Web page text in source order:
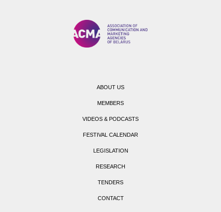
ABOUT US
MEMBERS
VIDEOS & PODCASTS
FESTIVAL CALENDAR
LEGISLATION
RESEARCH
TENDERS
CONTACT